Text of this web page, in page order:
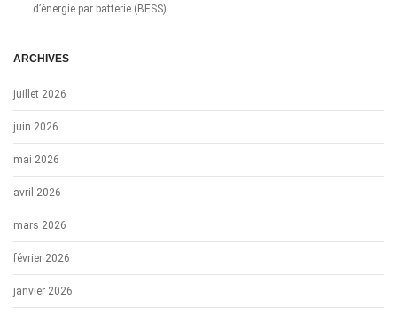
d’énergie par batterie (BESS)
ARCHIVES
juillet 2026
juin 2026
mai 2026
avril 2026
mars 2026
février 2026
janvier 2026